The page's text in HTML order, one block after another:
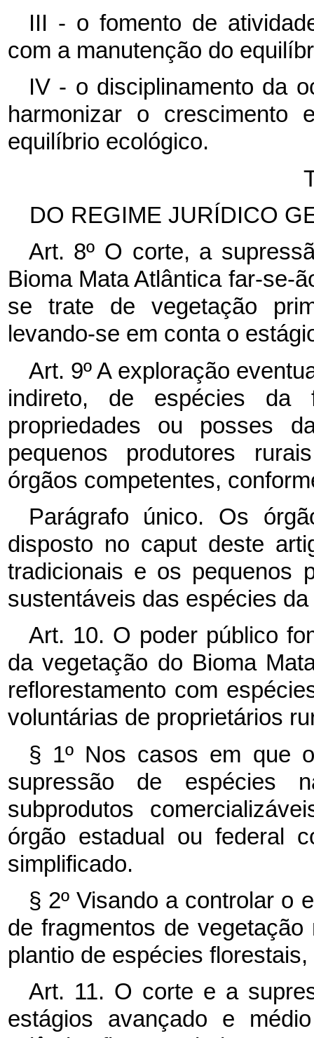
III - o fomento de
com a manutenção do
IV - o disciplinamento da
harmonizar o crescimento
equilíbrio ecológico.
DO REGIME JURÍDICO
Art. 8º O corte, a
Bioma Mata Atlântica far-se-
se trate de vegetação
levando-se em conta o
Art. 9º A exploração
indireto, de espécies da
propriedades ou posses
pequenos produtores
órgãos competentes,
Parágrafo único. Os
disposto no caput deste
tradicionais e os pequenos
sustentáveis das espécies
Art. 10. O poder público
da vegetação do Bioma
reflorestamento com
voluntárias de proprietários
§ 1º Nos casos em que
supressão de espécies
subprodutos
órgão estadual ou federal
simplificado.
§ 2º Visando a controlar o
de fragmentos de
plantio de espécies
Art. 11. O corte e a
estágios avançado e